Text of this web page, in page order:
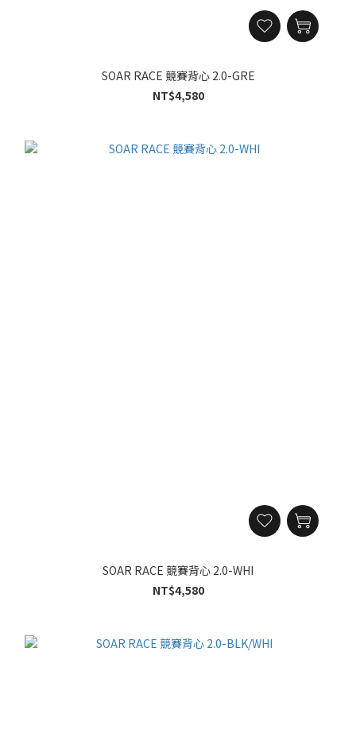
SOAR RACE 競賽背心 2.0-GRE
NT$4,580
SOAR RACE 競賽背心 2.0-WHI
NT$4,580